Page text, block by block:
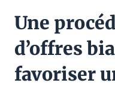
Une
d’offres
favoriser